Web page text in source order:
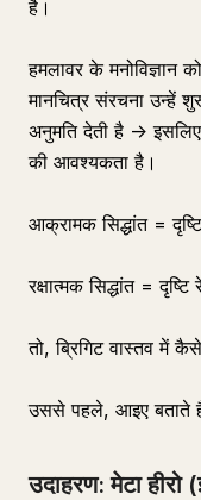
है।
हमलावर के मनोविज्ञान
मानचित्र संरचना उन्हें
अनुमति देती है ->
की आवश्यकता है।
आक्रामक सिद्धांत =
रक्षात्मक सिद्धांत =
तो, ब्रिगिट वास्तव में
उससे पहले, आइए बताते हैं
उदाहरण: मेटा हीरो